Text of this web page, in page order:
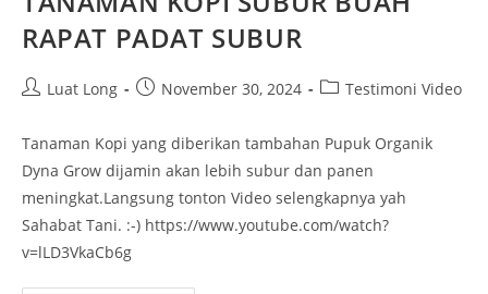
RAPAT PADAT SUBUR
Luat Long November 30, 2024 Testimoni Video
Tanaman Kopi yang diberikan tambahan Pupuk Organik
Dyna Grow dijamin akan lebih subur dan panen
meningkat.Langsung tonton Video selengkapnya yah
Sahabat Tani. :-) https://www.youtube.com/watch?
v=lLD3VkaCb6g